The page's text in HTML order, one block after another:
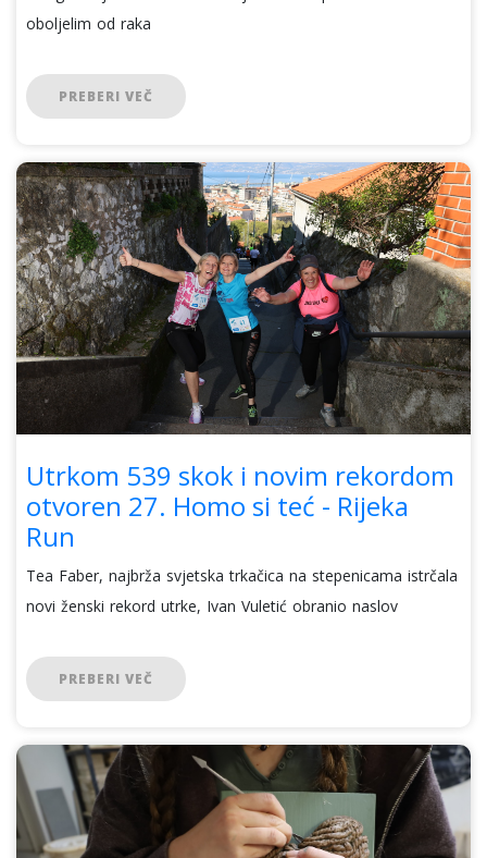
oboljelim od raka
PREBERI VEČ
Utrkom 539 skok i novim rekordom
otvoren 27. Homo si teć - Rijeka
Run
Tea Faber, najbrža svjetska trkačica na stepenicama istrčala
novi ženski rekord utrke, Ivan Vuletić obranio naslov
PREBERI VEČ